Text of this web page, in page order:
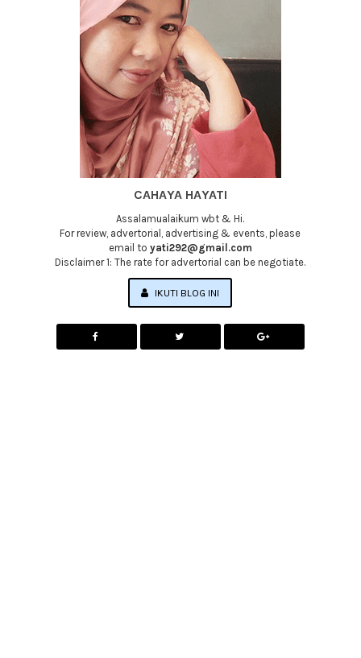
CAHAYA HAYATI
Assalamualaikum wbt & Hi.
For review, advertorial, advertising & events, please
email to yati292@gmail.com
Disclaimer 1: The rate for advertorial can be negotiate.
IKUTI BLOG INI